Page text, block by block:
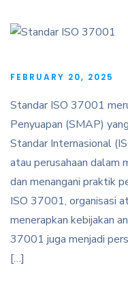
FEBRUARY 20, 2025
Standar ISO 37001
Penyuapan (SMAP)
Standar Internasional
atau perusahaan dalam
dan menangani praktik
ISO 37001, organisasi
menerapkan kebijakan
37001 juga menjadi
[…]